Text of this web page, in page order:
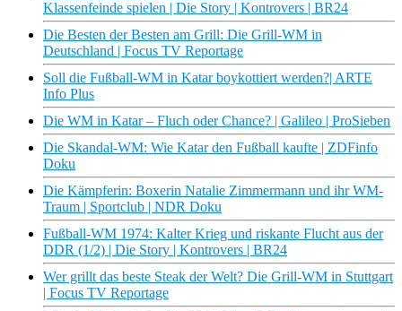
Klassenfeinde spielen | Die Story | Kontrovers | BR24
Die Besten der Besten am Grill: Die Grill-WM in
Deutschland | Focus TV Reportage
Soll die Fußball-WM in Katar boykottiert werden?| ARTE
Info Plus
Die WM in Katar – Fluch oder Chance? | Galileo | ProSieben
Die Skandal-WM: Wie Katar den Fußball kaufte | ZDFinfo
Doku
Die Kämpferin: Boxerin Natalie Zimmermann und ihr WM-
Traum | Sportclub | NDR Doku
Fußball-WM 1974: Kalter Krieg und riskante Flucht aus der
DDR (1/2) | Die Story | Kontrovers | BR24
Wer grillt das beste Steak der Welt? Die Grill-WM in Stuttgart
| Focus TV Reportage